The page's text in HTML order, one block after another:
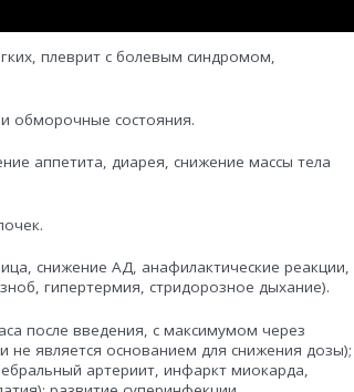
плеврит с болевым синдромом,
обморочные состояния.
аппетита, диарея, снижение массы тела
снижение АД, анафилактические реакции,
гипертермия, стридорозное дыхание).
после введения, с максимумом через
является основанием для снижения дозы);
артериит, инфаркт миокарда,